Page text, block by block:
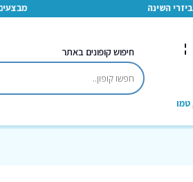
השינה מבצעים
טמו
חיפוש קופונים באתר